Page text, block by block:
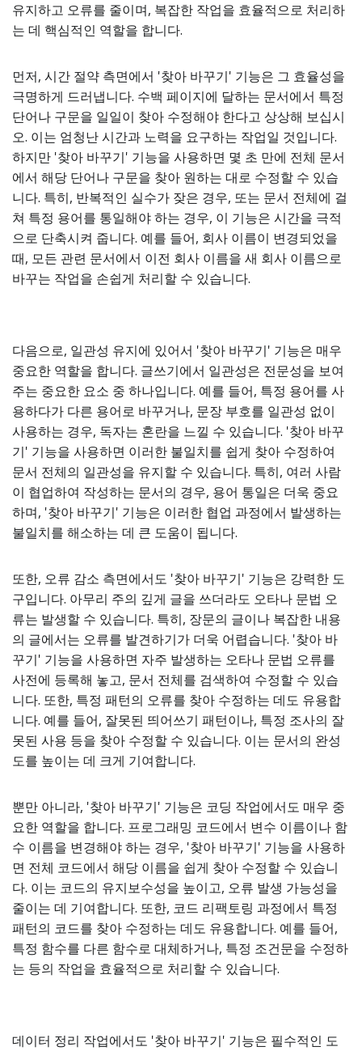
유지하고 오류를 줄이며, 복잡한 작업을 효율적으로 처리하
는 데 핵심적인 역할을 합니다.
먼저, 시간 절약 측면에서 '찾아 바꾸기' 기능은 그 효율성을
극명하게 드러냅니다. 수백 페이지에 달하는 문서에서 특정
단어나 구문을 일일이 찾아 수정해야 한다고 상상해 보십시
오. 이는 엄청난 시간과 노력을 요구하는 작업일 것입니다.
하지만 '찾아 바꾸기' 기능을 사용하면 몇 초 만에 전체 문서
에서 해당 단어나 구문을 찾아 원하는 대로 수정할 수 있습
니다. 특히, 반복적인 실수가 잦은 경우, 또는 문서 전체에 걸
쳐 특정 용어를 통일해야 하는 경우, 이 기능은 시간을 극적
으로 단축시켜 줍니다. 예를 들어, 회사 이름이 변경되었을
때, 모든 관련 문서에서 이전 회사 이름을 새 회사 이름으로
바꾸는 작업을 손쉽게 처리할 수 있습니다.
다음으로, 일관성 유지에 있어서 '찾아 바꾸기' 기능은 매우
중요한 역할을 합니다. 글쓰기에서 일관성은 전문성을 보여
주는 중요한 요소 중 하나입니다. 예를 들어, 특정 용어를 사
용하다가 다른 용어로 바꾸거나, 문장 부호를 일관성 없이
사용하는 경우, 독자는 혼란을 느낄 수 있습니다. '찾아 바꾸
기' 기능을 사용하면 이러한 불일치를 쉽게 찾아 수정하여
문서 전체의 일관성을 유지할 수 있습니다. 특히, 여러 사람
이 협업하여 작성하는 문서의 경우, 용어 통일은 더욱 중요
하며, '찾아 바꾸기' 기능은 이러한 협업 과정에서 발생하는
불일치를 해소하는 데 큰 도움이 됩니다.
또한, 오류 감소 측면에서도 '찾아 바꾸기' 기능은 강력한 도
구입니다. 아무리 주의 깊게 글을 쓰더라도 오타나 문법 오
류는 발생할 수 있습니다. 특히, 장문의 글이나 복잡한 내용
의 글에서는 오류를 발견하기가 더욱 어렵습니다. '찾아 바
꾸기' 기능을 사용하면 자주 발생하는 오타나 문법 오류를
사전에 등록해 놓고, 문서 전체를 검색하여 수정할 수 있습
니다. 또한, 특정 패턴의 오류를 찾아 수정하는 데도 유용합
니다. 예를 들어, 잘못된 띄어쓰기 패턴이나, 특정 조사의 잘
못된 사용 등을 찾아 수정할 수 있습니다. 이는 문서의 완성
도를 높이는 데 크게 기여합니다.
뿐만 아니라, '찾아 바꾸기' 기능은 코딩 작업에서도 매우 중
요한 역할을 합니다. 프로그래밍 코드에서 변수 이름이나 함
수 이름을 변경해야 하는 경우, '찾아 바꾸기' 기능을 사용하
면 전체 코드에서 해당 이름을 쉽게 찾아 수정할 수 있습니
다. 이는 코드의 유지보수성을 높이고, 오류 발생 가능성을
줄이는 데 기여합니다. 또한, 코드 리팩토링 과정에서 특정
패턴의 코드를 찾아 수정하는 데도 유용합니다. 예를 들어,
특정 함수를 다른 함수로 대체하거나, 특정 조건문을 수정하
는 등의 작업을 효율적으로 처리할 수 있습니다.
데이터 정리 작업에서도 '찾아 바꾸기' 기능은 필수적인 도